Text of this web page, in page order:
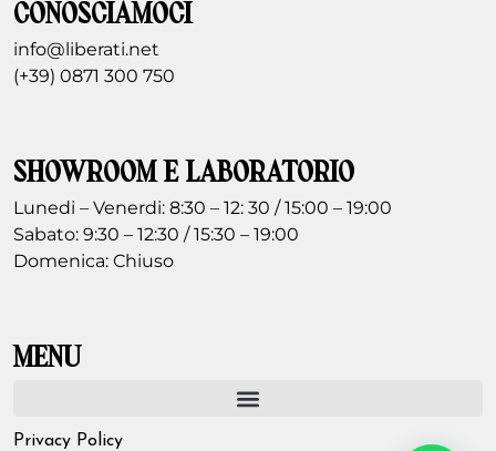
CONOSCIAMOCI
info@liberati.net
(+39) 0871 300 750
SHOWROOM E LABORATORIO
Lunedi – Venerdi: 8:30 – 12: 30 / 15:00 – 19:00
Sabato: 9:30 – 12:30 / 15:30 – 19:00
Domenica: Chiuso
MENU
Privacy Policy